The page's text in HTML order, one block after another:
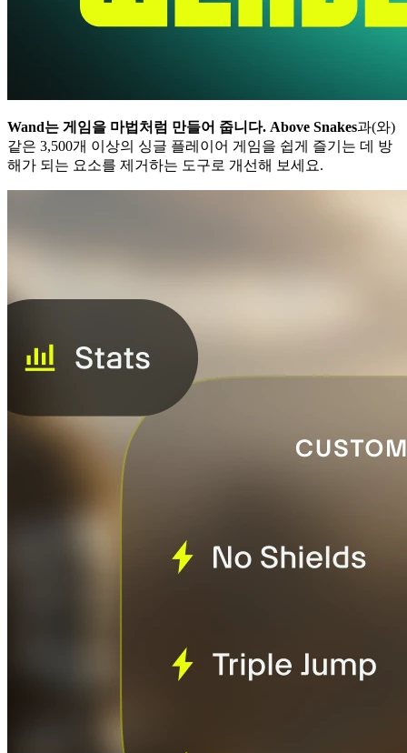
Wand는 게임을 마법처럼 만들어 줍니다. Above Snakes과(와)
같은 3,500개 이상의 싱글 플레이어 게임을 쉽게 즐기는 데 방
해가 되는 요소를 제거하는 도구로 개선해 보세요.